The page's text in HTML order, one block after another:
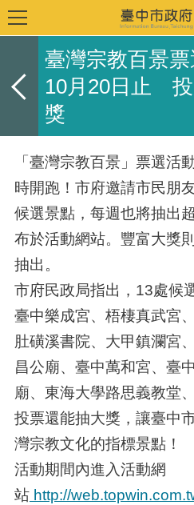
臺灣宗教百景
10月20日止
獎
「臺灣宗教百景」票選活
時開跑！市府邀請市民朋
候選景點，每週也將抽出
布於活動網站。豐富大獎
抽出。
市府民政局指出，13處候
臺中樂成宮、梧棲真武宮
肚磺溪書院、大甲鎮瀾宮
昌公廟、臺中萬和宮、臺
廟、東海大學路思義教堂
投票還能抽大獎，讓臺中
灣宗教文化的指標景點！
活動期間內進入活動網
站http://